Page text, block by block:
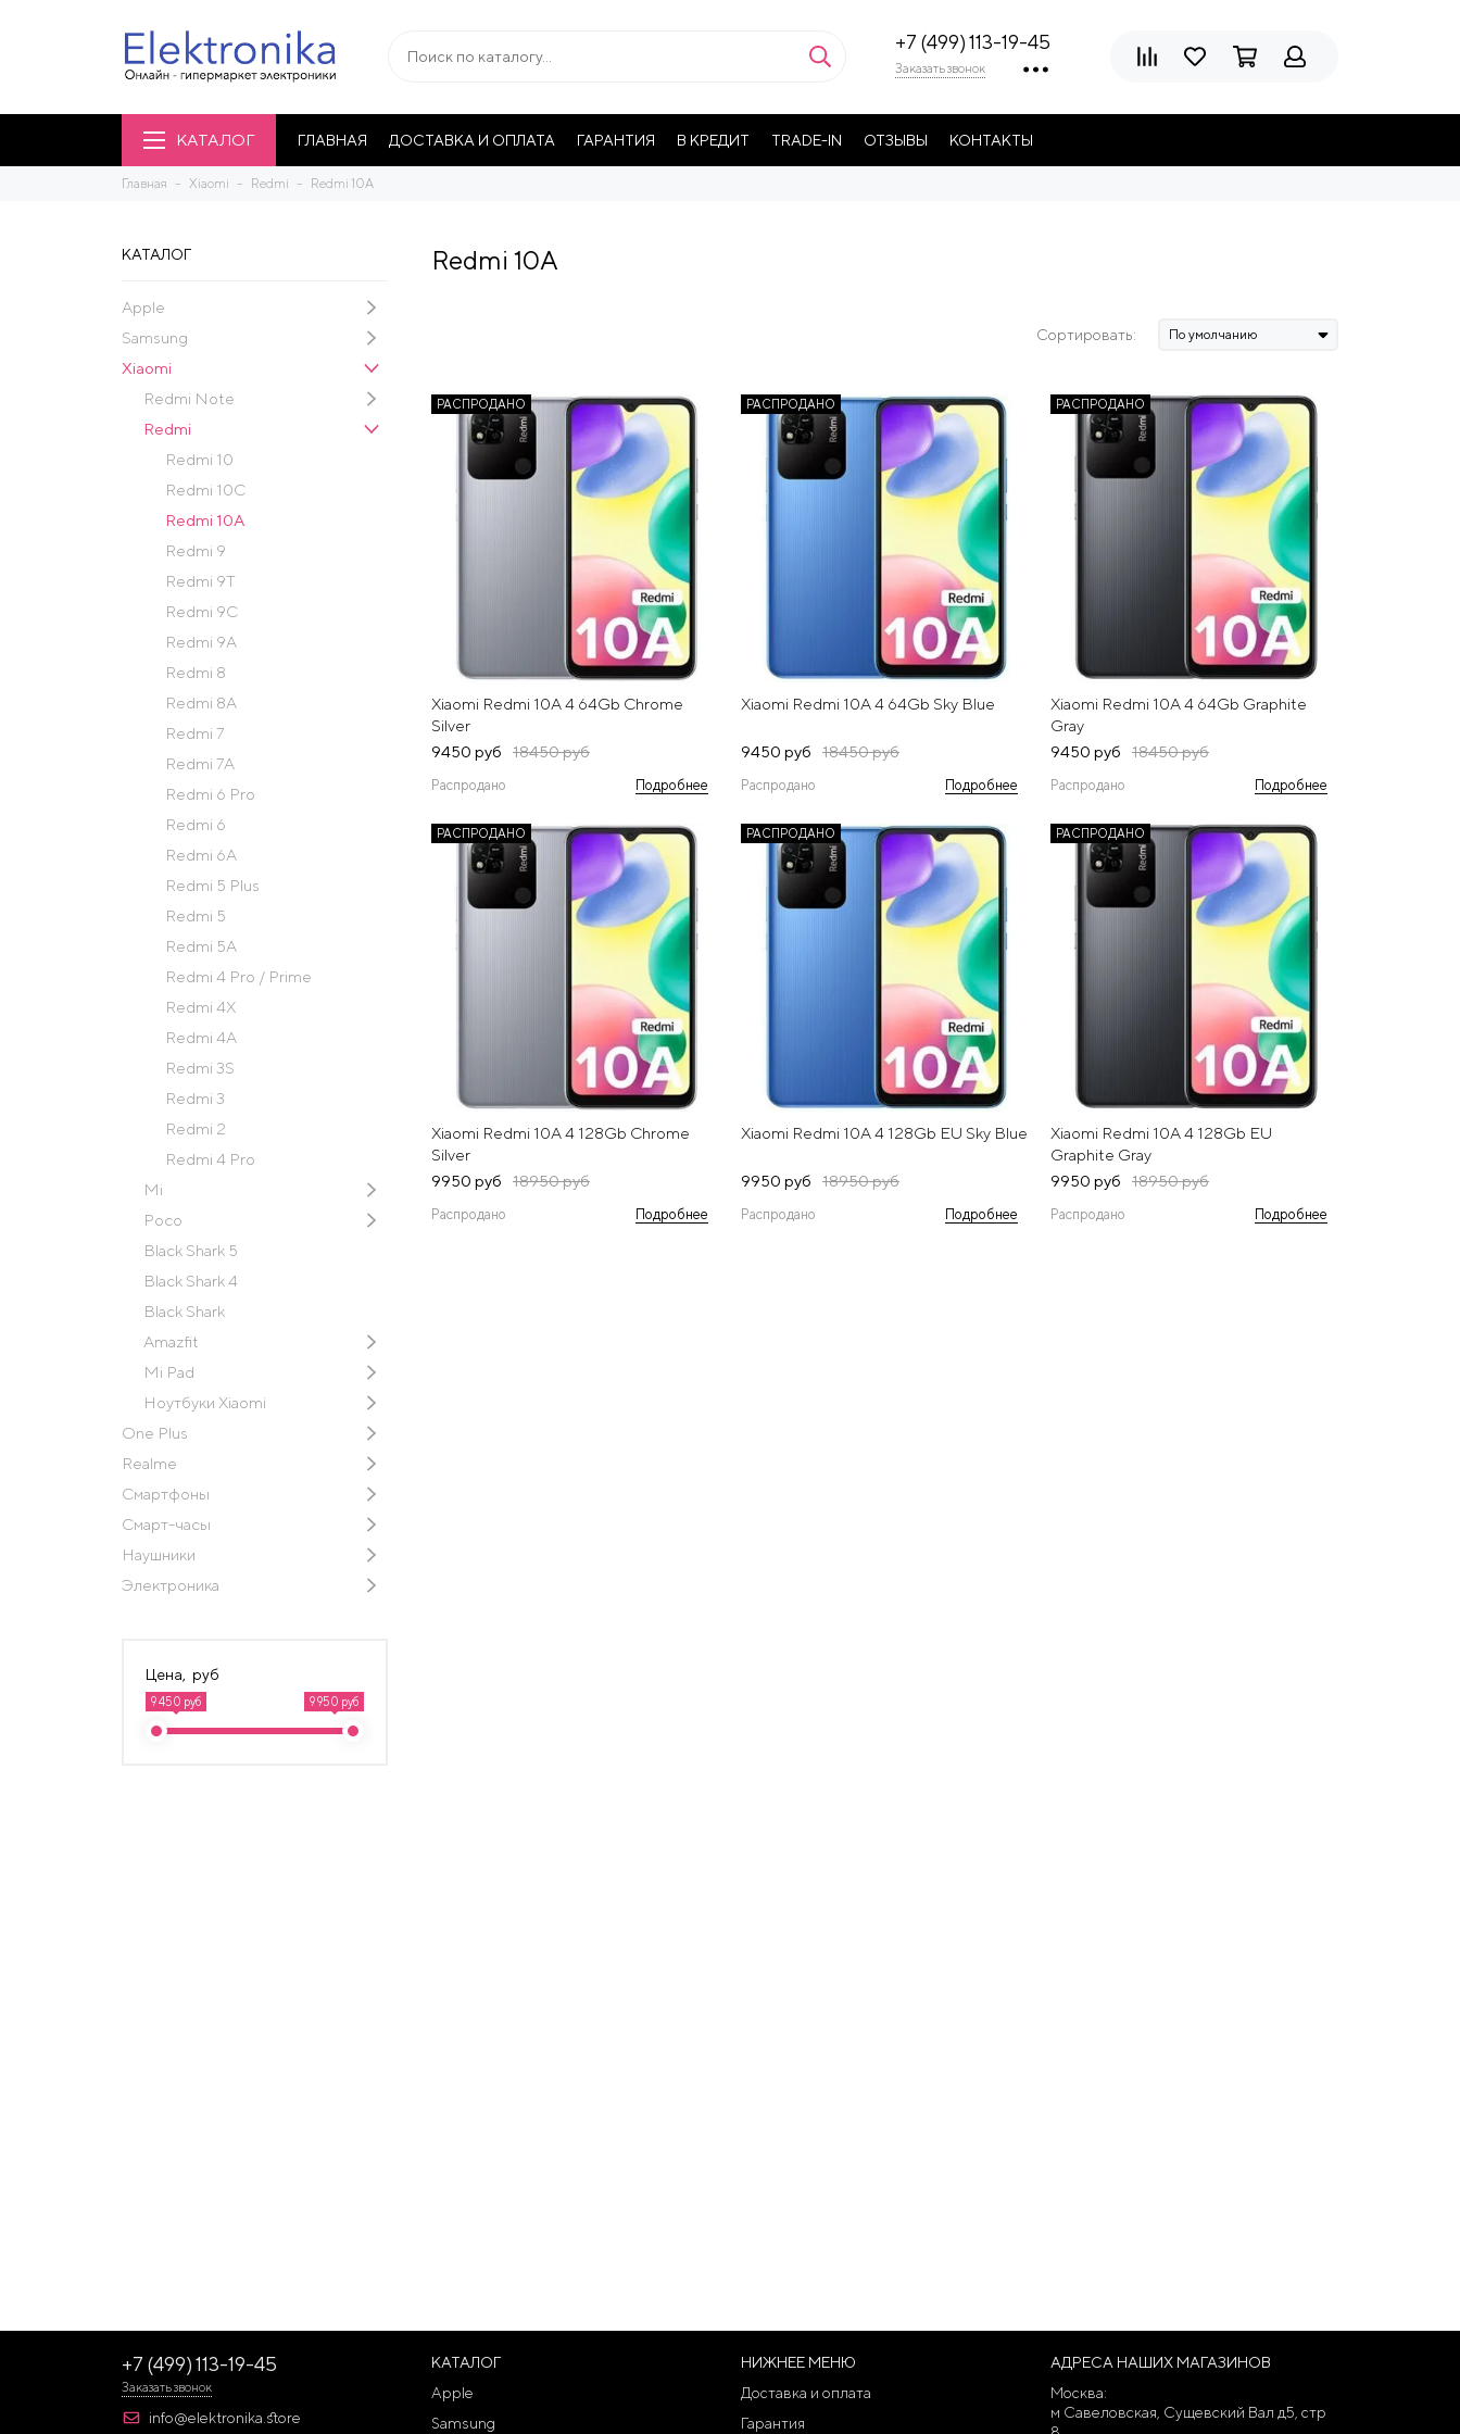
+7 (499) 113-19-45
Заказать звонок
КАТАЛОГ ГЛАВНАЯ ДОСТАВКА И ОПЛАТА ГАРАНТИЯ В КРЕДИТ TRADE-IN ОТЗЫВЫ КОНТАКТЫ
Главная Xiaomi Redmi Redmi 10A
КАТАЛОГ
Apple
Samsung
Xiaomi
Redmi Note
Redmi
Redmi 10
Redmi 10C
Redmi 10A
Redmi 9
Redmi 9T
Redmi 9C
Redmi 9A
Redmi 8
Redmi 8A
Redmi 7
Redmi 7A
Redmi 6 Pro
Redmi 6
Redmi 6A
Redmi 5 Plus
Redmi 5
Redmi 5A
Redmi 4 Pro / Prime
Redmi 4X
Redmi 4A
Redmi 3S
Redmi 3
Redmi 2
Redmi 4 Pro
Mi
Poco
Black Shark 5
Black Shark 4
Black Shark
Amazfit
Mi Pad
Ноутбуки Xiaomi
One Plus
Realme
Смартфоны
Смарт-часы
Наушники
Электроника
Цена, руб
9 450 руб 9 950 руб
Redmi 10A
Сортировать:
РАСПРОДАНО
Xiaomi Redmi 10A 4 64Gb Chrome
Silver
9450 руб
18450 руб
Распродано Подробнее
РАСПРОДАНО
Xiaomi Redmi 10A 4 64Gb Sky Blue
9450 руб 18450 руб
Распродано Подробнее
РАСПРОДАНО
Xiaomi Redmi 10A 4 64Gb Graphite
Gray
9450 руб
18450 руб
Распродано Подробнее
РАСПРОДАНО
Xiaomi Redmi 10A 4 128Gb Chrome
Silver
9950 руб
18950 руб
Распродано Подробнее
РАСПРОДАНО
Xiaomi Redmi 10A 4 128Gb EU Sky Blue
9950 руб 18950 руб
Распродано Подробнее
РАСПРОДАНО
Xiaomi Redmi 10A 4 128Gb EU
Graphite Gray
9950 руб
18950 руб
Распродано Подробнее
+7 (499) 113-19-45
Заказать звонок
info@elektronika.store
КАТАЛОГ
Apple
Samsung
НИЖНЕЕ МЕНЮ
Доставка и оплата
Гарантия
АДРЕСА НАШИХ МАГАЗИНОВ
Москва:
м Савеловская, Сущевский Вал д5, стр